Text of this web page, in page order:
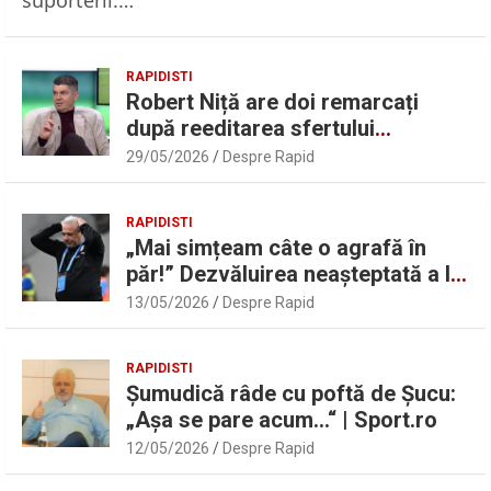
RAPIDISTI
Robert Niță are doi remarcați
după reeditarea sfertului
UEFAntastic: „Lideri în teren” |
Sport.ro
29/05/2026 Despre Rapid
RAPIDISTI
„Mai simțeam câte o agrafă în
păr!” Dezvăluirea neașteptată a lui
Marius Șumudică despre Daniel
Pancu
13/05/2026 Despre Rapid
RAPIDISTI
Șumudică râde cu poftă de Șucu:
„Așa se pare acum…“ | Sport.ro
12/05/2026 Despre Rapid